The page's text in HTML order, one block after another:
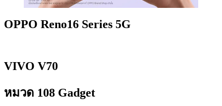
OPPO Reno16 Series 5G
VIVO V70
หมวด 108 Gadget